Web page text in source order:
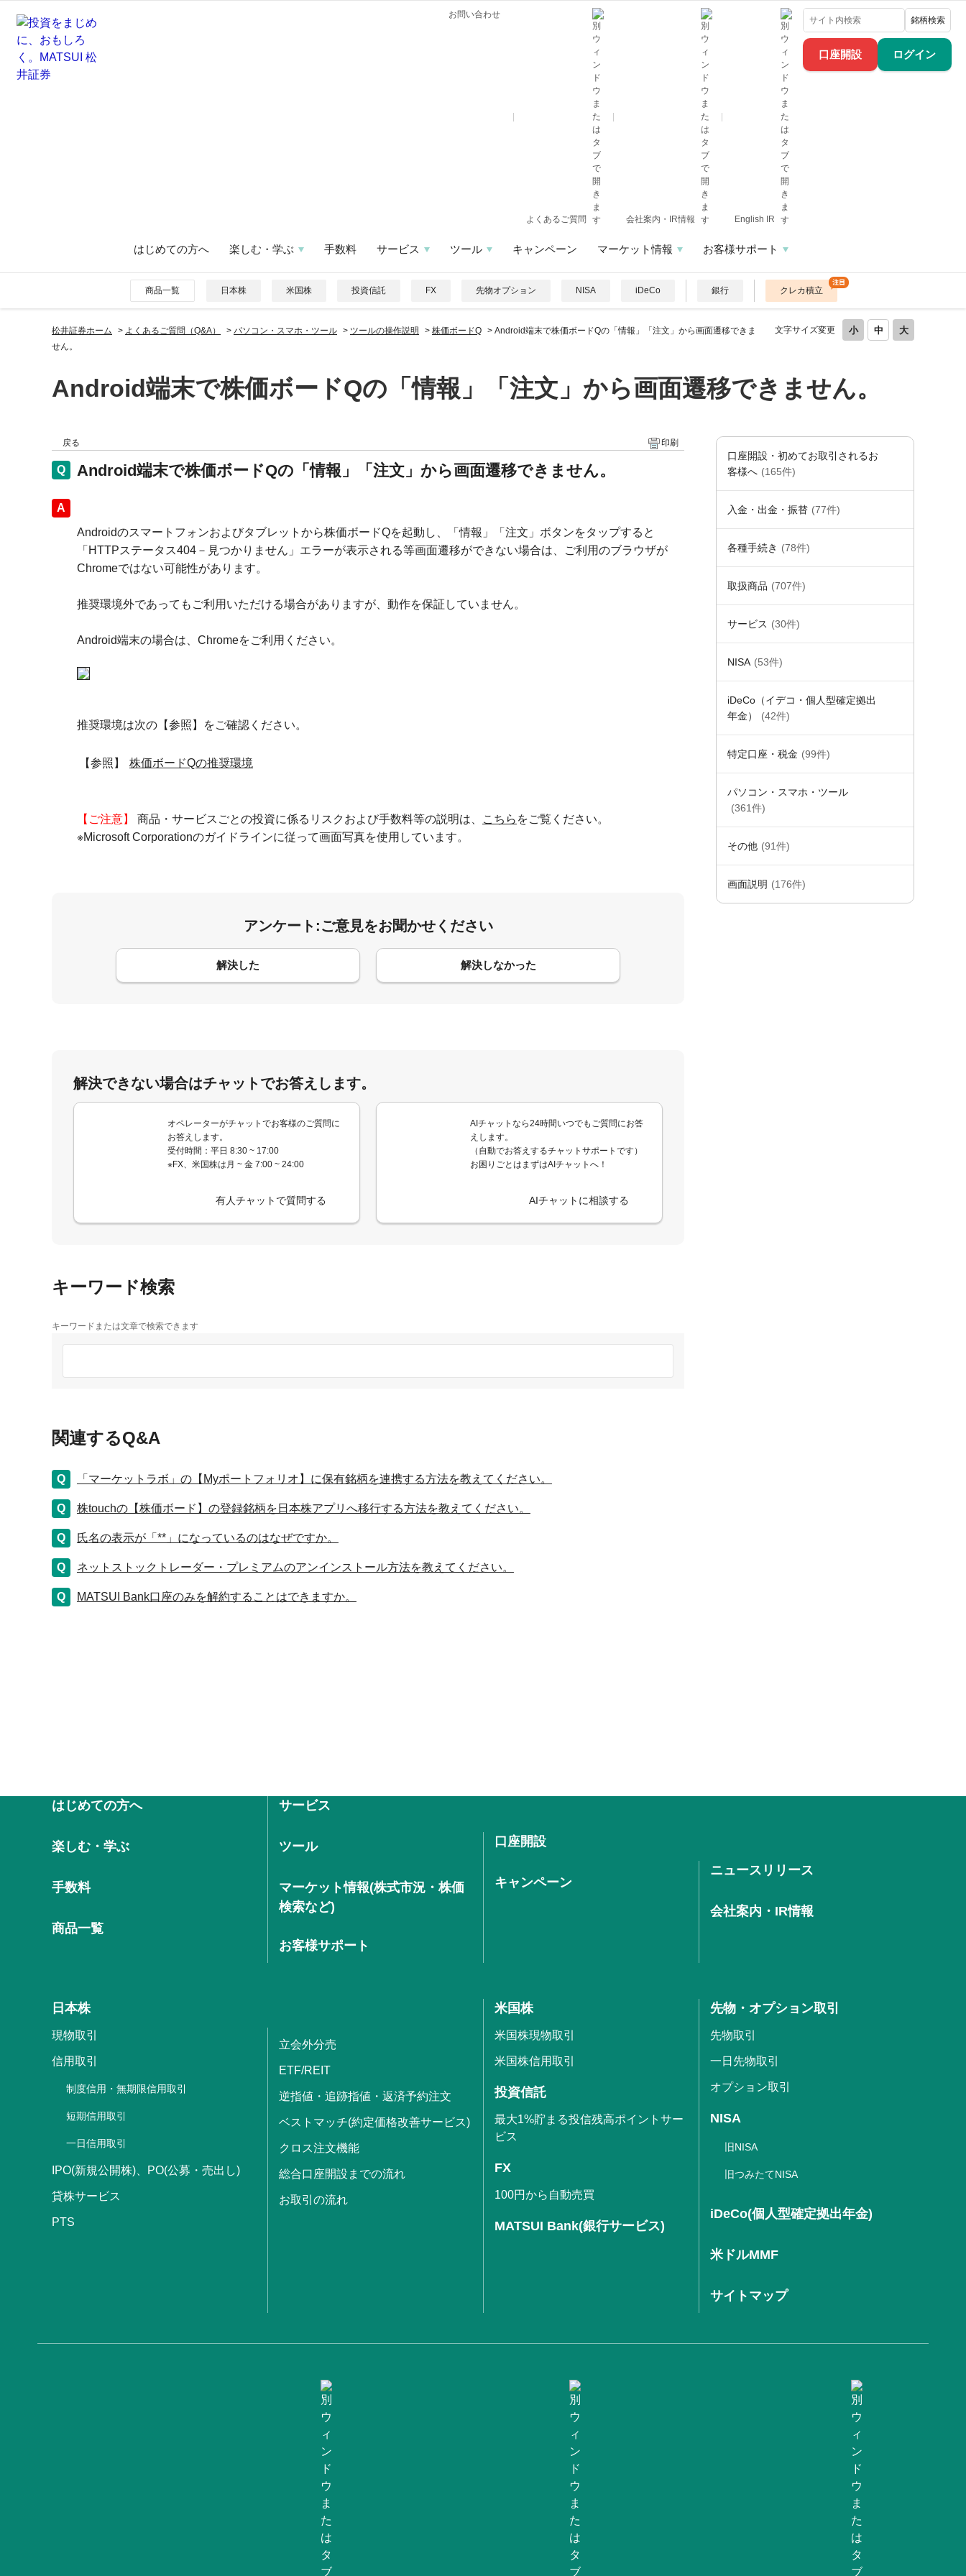
口座開設 ログイン
お問い合わせ
よくあるご質問 会社案内・IR情報 English IR
銘柄検索
はじめての方へ 楽しむ・学ぶ 手数料 サービス ツール キャンペーン マーケット情報 お客様サポート
商品一覧 日本株 米国株 投資信託 FX 先物オプション NISA iDeCo 銀行 クレカ積立
文字サイズ変更
松井証券ホーム > よくあるご質問（Q&A） > パソコン・スマホ・ツール > ツールの操作説明 > 株価ボードQ > Android端末で株価ボードQの「情報」「注文」から画面遷移できま
せん。
Android端末で株価ボードQの「情報」「注文」から画面遷移できません。
口座開設・初めてお取引されるお
客様へ (165件)
入金・出金・振替 (77件)
各種手続き (78件)
取扱商品 (707件)
サービス (30件)
NISA (53件)
iDeCo（イデコ・個人型確定拠出
年金）
(42件)
特定口座・税金 (99件)
パソコン・スマホ・ツール
(361件)
その他 (91件)
画面説明 (176件)
戻る 印刷
Android端末で株価ボードQの「情報」「注文」から画面遷移できません。
回答
Androidのスマートフォンおよびタブレットから株価ボードQを起動し、「情報」「注文」ボタンをタップすると
「HTTPステータス404－見つかりません」エラーが表示される等画面遷移ができない場合は、ご利用のブラウザが
Chromeではない可能性があります。
推奨環境外であってもご利用いただける場合がありますが、動作を保証していません。
Android端末の場合は、Chromeをご利用ください。
推奨環境は次の【参照】をご確認ください。
【参照】 株価ボードQの推奨環境
【ご注意】 商品・サービスごとの投資に係るリスクおよび手数料等の説明は、 こちら をご覧ください。
※Microsoft Corporationのガイドラインに従って画面写真を使用しています。
アンケート:ご意見をお聞かせください
解決した 解決しなかった
コメント
解決できない場合はチャットでお答えします。
オペレーターがチャットでお客様のご質問に
お答えします。
受付時間：平日 8:30 ~ 17:00
※FX、米国株は月 ~ 金 7:00 ~ 24:00
有人チャットで質問する
AIチャットなら24時間いつでもご質問にお答
えします。
（自動でお答えするチャットサポートです）
お困りごとはまずはAIチャットへ！
AIチャットに相談する
キーワード検索
キーワードまたは文章で検索できます
関連するQ&A
「マーケットラボ」の【Myポートフォリオ】に保有銘柄を連携する方法を教えてください。
株touchの【株価ボード】の登録銘柄を日本株アプリへ移行する方法を教えてください。
氏名の表示が「**」になっているのはなぜですか。
ネットストックトレーダー・プレミアムのアンインストール方法を教えてください。
MATSUI Bank口座のみを解約することはできますか。
はじめての方へ
楽しむ・学ぶ
手数料
商品一覧
サービス
ツール
マーケット情報(株式市況・株価
検索など)
お客様サポート
口座開設
キャンペーン
ニュースリリース
会社案内・IR情報
日本株
現物取引
信用取引
制度信用・無期限信用取引
短期信用取引
一日信用取引
IPO(新規公開株)、PO(公募・売出し)
貸株サービス
PTS
立会外分売
ETF/REIT
逆指値・追跡指値・返済予約注文
ベストマッチ(約定価格改善サービス)
クロス注文機能
総合口座開設までの流れ
お取引の流れ
米国株
米国株現物取引
米国株信用取引
投資信託
最大1%貯まる投信残高ポイントサー
ビス
FX
100円から自動売買
MATSUI Bank(銀行サービス)
先物・オプション取引
先物取引
一日先物取引
オプション取引
NISA
旧NISA
旧つみたてNISA
iDeCo(個人型確定拠出年金)
米ドルMMF
サイトマップ